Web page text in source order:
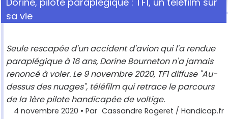
sa vie
Seule rescapée d'un accident d'avion qui l'a rendue
paraplégique à 16 ans, Dorine Bourneton n'a jamais
renoncé à voler. Le 9 novembre 2020, TF1 diffuse "Au-
dessus des nuages", téléfilm qui retrace le parcours
de la 1ère pilote handicapée de voltige.
4 novembre 2020 • Par Cassandre Rogeret / Handicap.fr